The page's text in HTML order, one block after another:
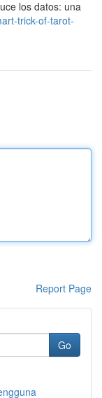
los datos: una
trick-of-tarot-
Report Page
Go